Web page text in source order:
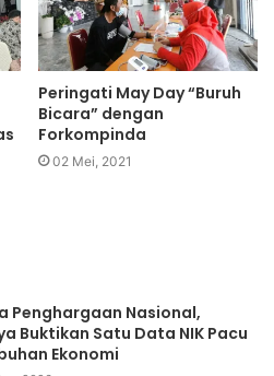
Peringati May Day “Buruh
Bicara” dengan
Forkompinda
02 Mei, 2021
Penghargaan Nasional,
Buktikan Satu Data NIK Pacu
Ekonomi